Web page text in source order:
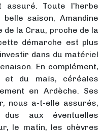
Toute l’herbe
saison, Amandine
de la Crau, proche de la
démarche est plus
dans du matériel
En complément,
et du maïs, céréales
en Ardèche. Ses
nous a-t-elle assurés,
aux éventuelles
le matin, les chèvres